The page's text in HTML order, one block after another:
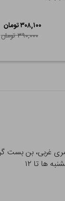
۳۰۸,۱۰۰ تومان
۳۹۰,۰۰۰ تومان